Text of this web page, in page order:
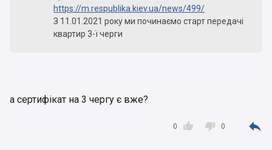
https://m.respublika.kiev.ua/news/499/
З 11.01.2021 року ми починаємо старт передачі
квартир 3-ї черги
а сертифікат на 3 чергу є вже?

0  0 